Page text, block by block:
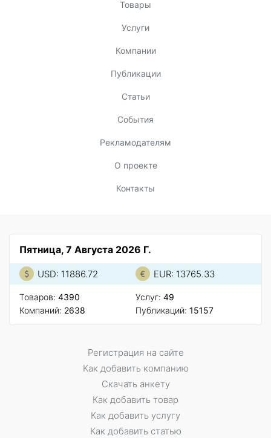
Товары
Услуги
Компании
Публикации
Статьи
События
Рекламодателям
О проекте
Контакты
Пятница, 7 Августа 2026 Г.
USD: 11886.72 EUR: 13765.33
Товаров: 4390
Компаний: 2638
Услуг: 49
Публикаций: 15157
Регистрация на сайте
Как добавить компанию
Скачать анкету
Как добавить товар
Как добавить услугу
Как добавить статью